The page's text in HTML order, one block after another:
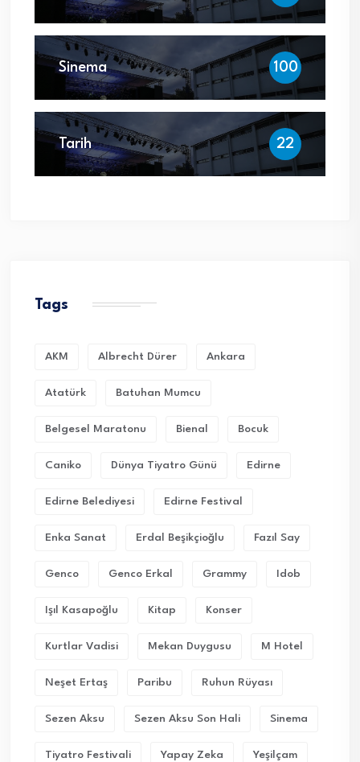
Sinema 100
Tarih 22
Tags
AKM Albrecht Dürer Ankara
Atatürk Batuhan Mumcu
Belgesel Maratonu Bienal Bocuk
Caniko Dünya Tiyatro Günü Edirne
Edirne Belediyesi Edirne Festival
Enka Sanat Erdal Beşikçioğlu Fazıl Say
Genco Genco Erkal Grammy Idob
Işıl Kasapoğlu Kitap Konser
Kurtlar Vadisi Mekan Duygusu M Hotel
Neşet Ertaş Paribu Ruhun Rüyası
Sezen Aksu Sezen Aksu Son Hali Sinema
Tiyatro Festivali Yapay Zeka Yeşilçam